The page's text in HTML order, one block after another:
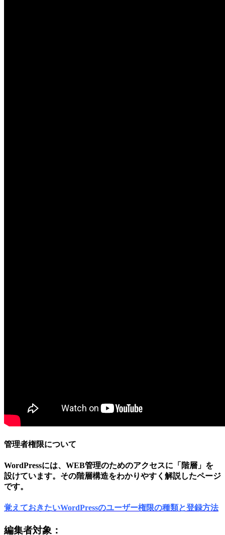
管理者権限について
WordPressには、WEB管理のためのアクセスに「階層」を
設けています。その階層構造をわかりやすく解説したページ
です。
覚えておきたいWordPressのユーザー権限の種類と登録方法
編集者対象：